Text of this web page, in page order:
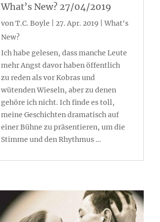
What’s New? 27/04/2019
vonT.C. Boyle 27. Apr. 2019|What's
New?
Ich habe gelesen, dass manche Leute
mehr Angst davor haben öffentlich
zu reden als vor Kobras und
wütenden Wieseln, aber zu denen
gehöre ich nicht. Ich finde es toll,
meine Geschichten dramatisch auf
einer Bühne zu präsentieren, um die
Stimme und den Rhythmus …